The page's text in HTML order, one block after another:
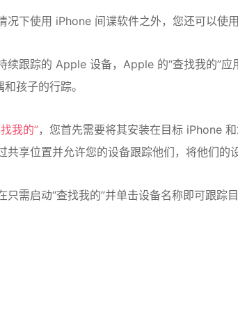
况下使用 iPhone 间谍软件之外，您还可以使
续跟踪的 Apple 设备，Apple 的“查找我的”
孩子的行踪。
我的”，您首先需要将其安装在目标 iPhone
共享位置并允许您的设备跟踪他们，将他们的
只需启动“查找我的”并单击设备名称即可跟踪